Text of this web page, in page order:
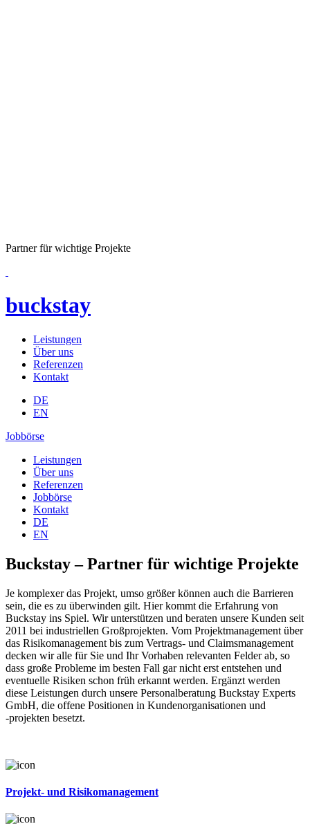
Partner für wichtige Projekte
buckstay
Leistungen
Über uns
Referenzen
Kontakt
DE
EN
Jobbörse
Leistungen
Über uns
Referenzen
Jobbörse
Kontakt
DE
EN
Buckstay – Partner für wichtige Projekte
Je komplexer das Projekt, umso größer können auch die Barrieren
sein, die es zu überwinden gilt. Hier kommt die Erfahrung von
Buckstay ins Spiel. Wir unterstützen und beraten unsere Kunden seit
2011 bei industriellen Großprojekten. Vom Projektmanagement über
das Risikomanagement bis zum Vertrags- und Claimsmanagement
decken wir alle für Sie und Ihr Vorhaben relevanten Felder ab, so
dass große Probleme im besten Fall gar nicht erst entstehen und
eventuelle Risiken schon früh erkannt werden. Ergänzt werden
diese Leistungen durch unsere Personalberatung Buckstay Experts
GmbH, die offene Positionen in Kundenorganisationen und
‑projekten besetzt.
Projekt- und Risikomanagement